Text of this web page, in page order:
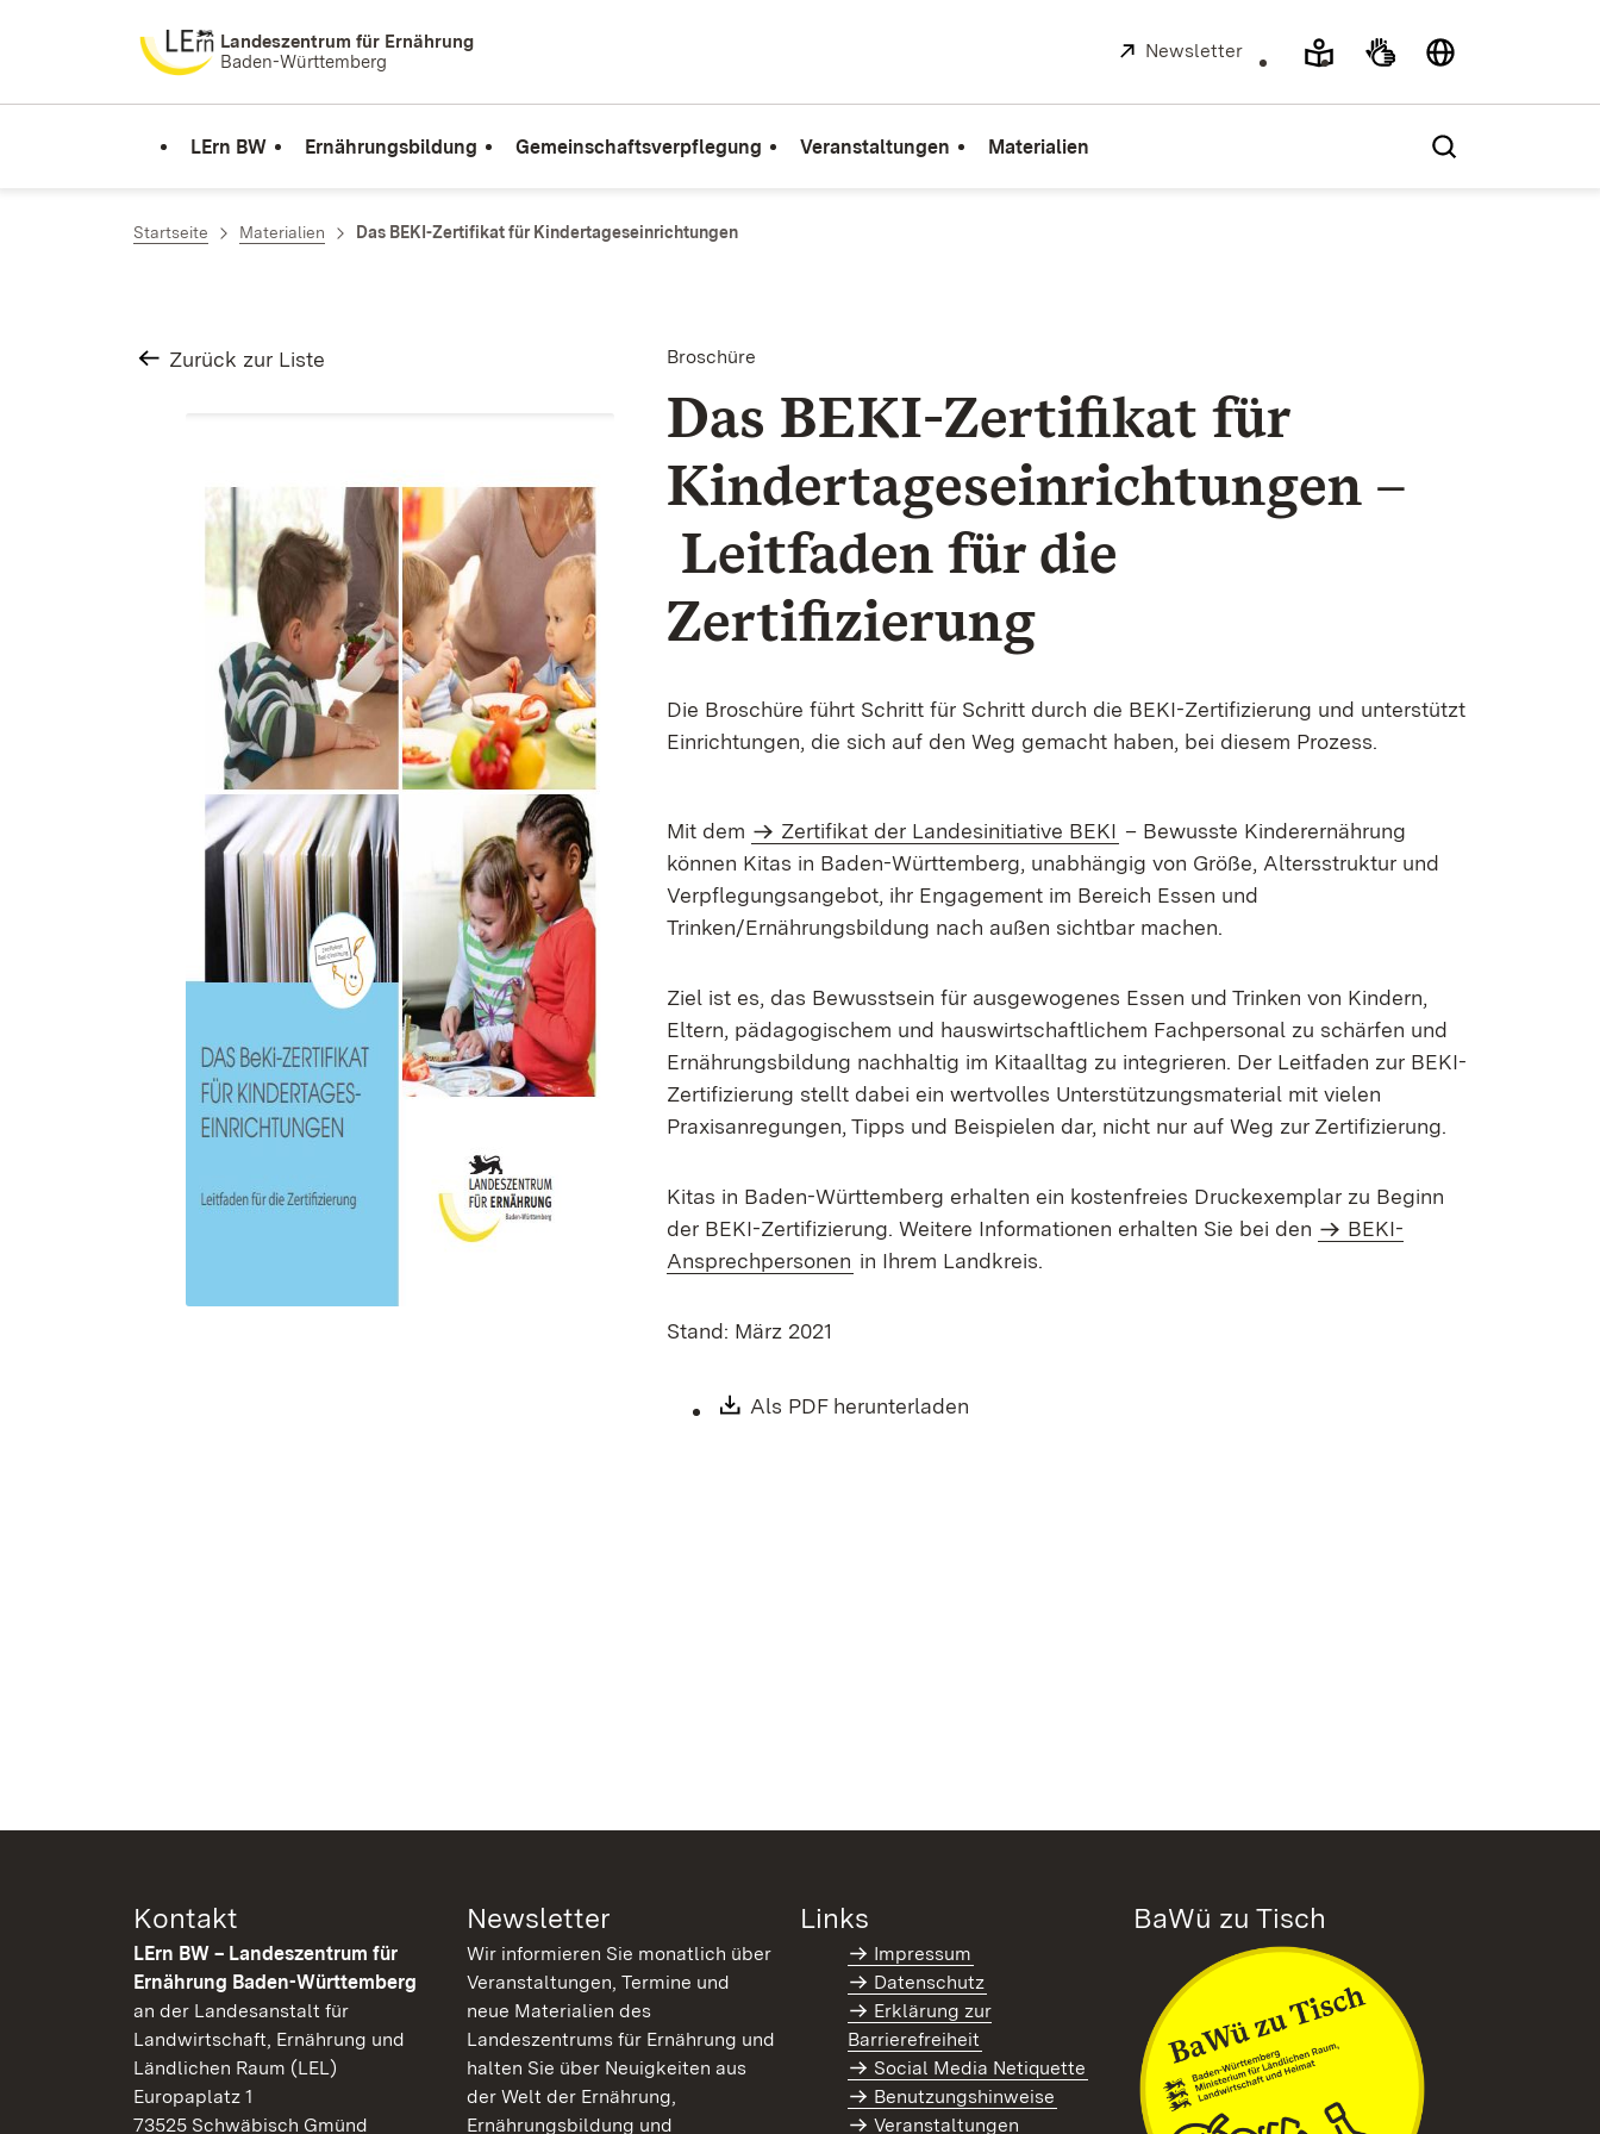
Zum Inhalt springenLandeszentrum für Ernährung
Baden-Württemberg
Extern:
Newsletter (Öffnet in neuem Fenster)
LErn BW Ernährungsbildung Gemeinschaftsverpflegung Veranstaltungen Materialien
Startseite Materialien Das BEKI-Zertifikat für Kindertageseinrichtungen
Zurück zur Liste Broschüre
Das BEKI-Zertifikat für
Kindertageseinrichtungen –
Leitfaden für die
Zertifizierung
Die Broschüre führt Schritt für Schritt durch die BEKI-Zertifizierung und unterstützt
Einrichtungen, die sich auf den Weg gemacht haben, bei diesem Prozess.
Mit dem Zertifikat der Landesinitiative BEKI – Bewusste Kinderernährung
können Kitas in Baden-Württemberg, unabhängig von Größe, Altersstruktur und
Verpflegungsangebot, ihr Engagement im Bereich Essen und
Trinken/Ernährungsbildung nach außen sichtbar machen.
Ziel ist es, das Bewusstsein für ausgewogenes Essen und Trinken von Kindern,
Eltern, pädagogischem und hauswirtschaftlichem Fachpersonal zu schärfen und
Ernährungsbildung nachhaltig im Kitaalltag zu integrieren. Der Leitfaden zur BEKI-
Zertifizierung stellt dabei ein wertvolles Unterstützungsmaterial mit vielen
Praxisanregungen, Tipps und Beispielen dar, nicht nur auf Weg zur Zertifizierung.
Kitas in Baden-Württemberg erhalten ein kostenfreies Druckexemplar zu Beginn
der BEKI-Zertifizierung. Weitere Informationen erhalten Sie bei den
BEKI-
Ansprechpersonen in Ihrem Landkreis.
Stand: März 2021
Download:
Als PDF herunterladen
Kontakt
LErn BW – Landeszentrum für
Ernährung Baden-Württemberg
an der Landesanstalt für
Landwirtschaft, Ernährung und
Ländlichen Raum (LEL)
Europaplatz 1
73525 Schwäbisch Gmünd
Newsletter
Wir informieren Sie monatlich über
Veranstaltungen, Termine und
neue Materialien des
Landeszentrums für Ernährung und
halten Sie über Neuigkeiten aus
der Welt der Ernährung,
Ernährungsbildung und
Links
Impressum
Datenschutz
Erklärung zur
Barrierefreiheit
Social Media Netiquette
Benutzungshinweise
Veranstaltungen
BaWü zu Tisch